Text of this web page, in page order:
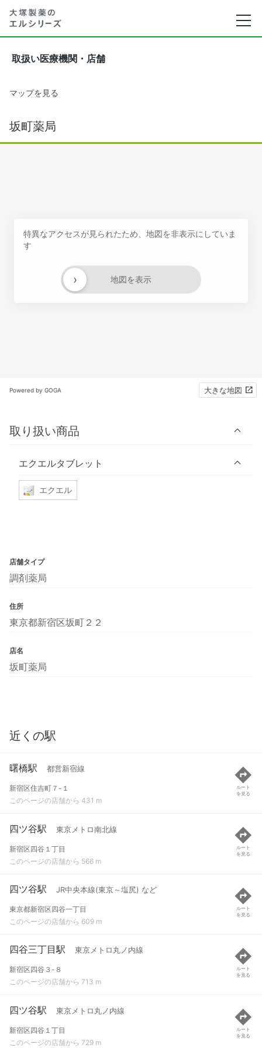
取扱い医療機関・店舗
マップを見る
坂町薬局
特異なアクセスが見られたため、地図を非表示にしていま
す
地図を表示
›
Powered by GOGA 大きな地図
取り扱い商品
エクエルタブレット
エクエル
店舗タイプ
調剤薬局
住所
東京都新宿区坂町２２
店名
坂町薬局
近くの駅
曙橋駅 都営新宿線
新宿区住吉町７-１
このページの店舗から 431 m
ルート
を見る
四ツ谷駅 東京メトロ南北線
新宿区四谷１丁目
このページの店舗から 566 m
ルート
を見る
四ツ谷駅 JR中央本線(東京～塩尻) など
東京都新宿区四谷一丁目
このページの店舗から 609 m
ルート
を見る
四谷三丁目駅 東京メトロ丸ノ内線
新宿区四谷３-８
このページの店舗から 713 m
ルート
を見る
四ツ谷駅 東京メトロ丸ノ内線
新宿区四谷１丁目
このページの店舗から 729 m
ルート
を見る